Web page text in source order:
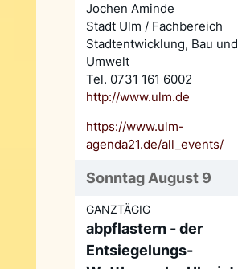
Jochen Aminde
Stadt Ulm / Fachbereich
Stadtentwicklung, Bau und
Umwelt
Tel. 0731 161 6002
http://www.ulm.de
https://www.ulm-
agenda21.de/all_events/
Sonntag August 9
GANZTÄGIG
abpflastern - der
Entsiegelungs-